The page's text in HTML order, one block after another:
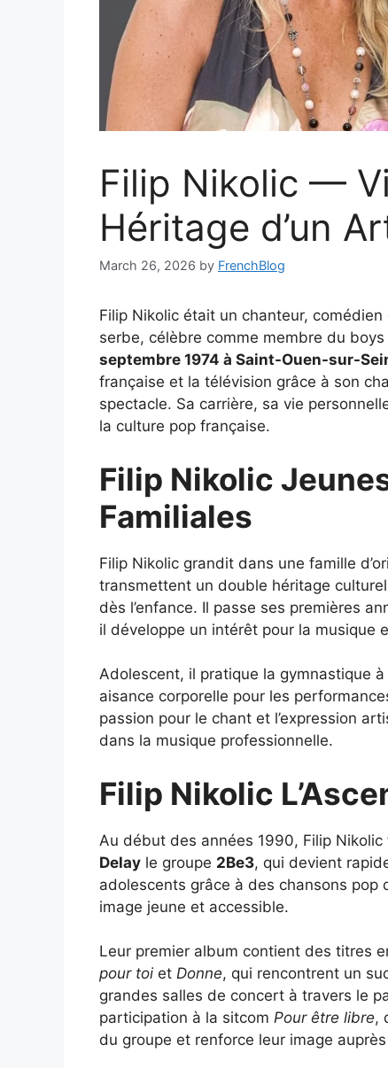
Filip Nikolic —
Héritage d’un
March 26, 2026 by FrenchBlog
Filip Nikolic était un chanteur,
serbe, célèbre comme membre du boys
septembre 1974 à Saint-Ouen-sur-
française et la télévision grâce à son
spectacle. Sa carrière, sa vie
la culture pop française.
Filip Nikolic
Familiales
Filip Nikolic grandit dans une famille
transmettent un double héritage
dès l’enfance. Il passe ses premières
il développe un intérêt pour la musique
Adolescent, il pratique la gymnastique
aisance corporelle pour les
passion pour le chant et l’expression
dans la musique professionnelle.
Filip Nikolic
Au début des années 1990, Filip
Delay le groupe 2Be3, qui devient
adolescents grâce à des chansons pop
image jeune et accessible.
Leur premier album contient des titres
pour toi et Donne, qui rencontrent un
grandes salles de concert à travers le
participation à la sitcom Pour être libre,
du groupe et renforce leur image